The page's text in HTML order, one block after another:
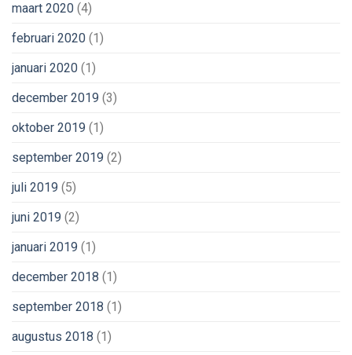
maart 2020 (4)
februari 2020 (1)
januari 2020 (1)
december 2019 (3)
oktober 2019 (1)
september 2019 (2)
juli 2019 (5)
juni 2019 (2)
januari 2019 (1)
december 2018 (1)
september 2018 (1)
augustus 2018 (1)